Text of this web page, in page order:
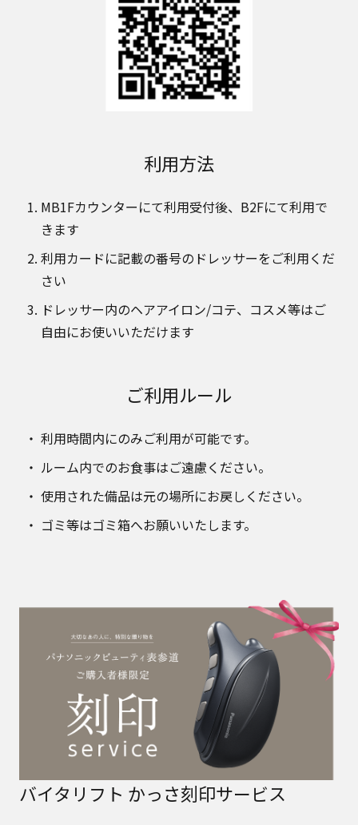
利用方法
MB1Fカウンターにて利用受付後、B2Fにて利用で
きます
利用カードに記載の番号のドレッサーをご利用くだ
さい
ドレッサー内のヘアアイロン/コテ、コスメ等はご
自由にお使いいただけます
ご利用ルール
利用時間内にのみご利用が可能です。
ルーム内でのお食事はご遠慮ください。
使用された備品は元の場所にお戻しください。
ゴミ等はゴミ箱へお願いいたします。
バイタリフト かっさ刻印サービス